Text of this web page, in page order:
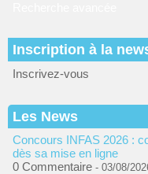
Inscription à la
Inscrivez-vous
Les News
Concours INFAS 2026 :
dès sa mise en ligne
0 Commentaire - 03/08/